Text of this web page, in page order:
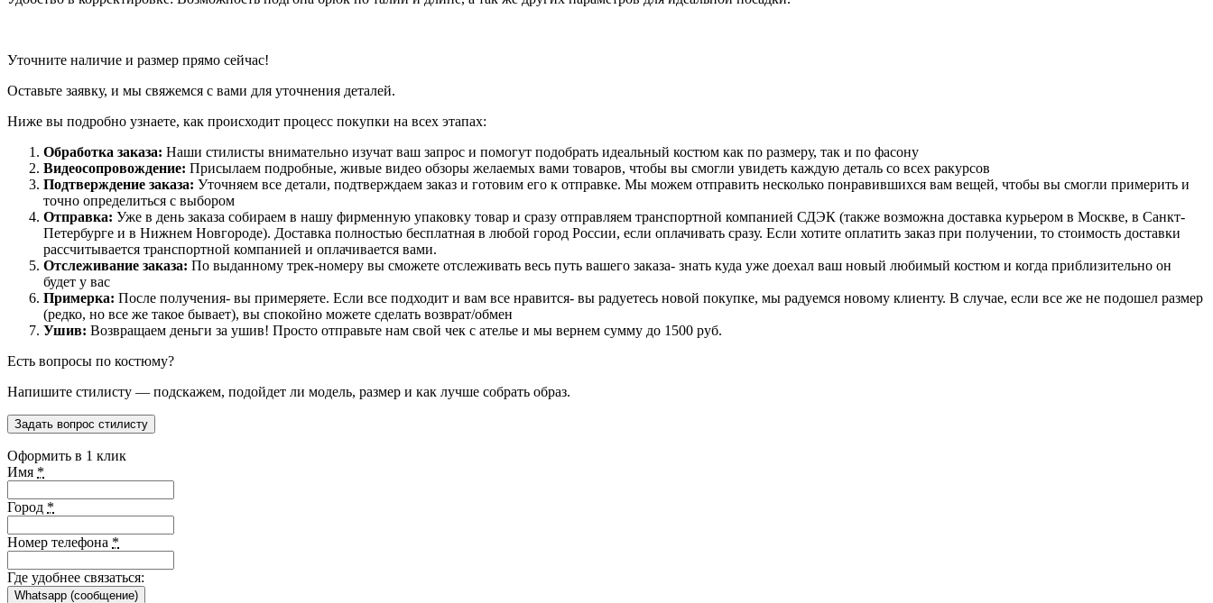
Уточните наличие и размер прямо сейчас!
Оставьте заявку, и мы свяжемся с вами для уточнения деталей.
Ниже вы подробно узнаете, как происходит процесс покупки на всех этапах:
Обработка заказа: Наши стилисты внимательно изучат ваш запрос и помогут подобрать идеальный костюм как по размеру, так и по фасону
Видеосопровождение: Присылаем подробные, живые видео обзоры желаемых вами товаров, чтобы вы смогли увидеть каждую деталь со всех ракурсов
Подтверждение заказа: Уточняем все детали, подтверждаем заказ и готовим его к отправке. Мы можем отправить несколько понравившихся вам вещей, чтобы вы смогли примерить и
точно определиться с выбором
Отправка: Уже в день заказа собираем в нашу фирменную упаковку товар и сразу отправляем транспортной компанией СДЭК (также возможна доставка курьером в Москве, в Санкт-
Петербурге и в Нижнем Новгороде). Доставка полностью бесплатная в любой город России, если оплачивать сразу. Если хотите оплатить заказ при получении, то стоимость доставки
рассчитывается транспортной компанией и оплачивается вами.
Отслеживание заказа: По выданному трек-номеру вы сможете отслеживать весь путь вашего заказа- знать куда уже доехал ваш новый любимый костюм и когда приблизительно он
будет у вас
Примерка: После получения- вы примеряете. Если все подходит и вам все нравится- вы радуетесь новой покупке, мы радуемся новому клиенту. В случае, если все же не подошел размер
(редко, но все же такое бывает), вы спокойно можете сделать возврат/обмен
Ушив: Возвращаем деньги за ушив! Просто отправьте нам свой чек с ателье и мы вернем сумму до 1500 руб.
Есть вопросы по костюму?
Напишите стилисту — подскажем, подойдет ли модель, размер и как лучше собрать образ.
Задать вопрос стилисту
Оформить в 1 клик
Имя *
Город *
Номер телефона *
Где удобнее связаться:
Whatsapp (сообщение)